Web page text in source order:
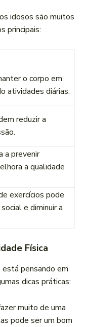
idosos são muitos
principais:
o corpo em
atividades diárias.
reduzir a
a prevenir
a qualidade
exercícios pode
e diminuir a
Física
está pensando em
dicas práticas:
muito de uma
pode ser um bom